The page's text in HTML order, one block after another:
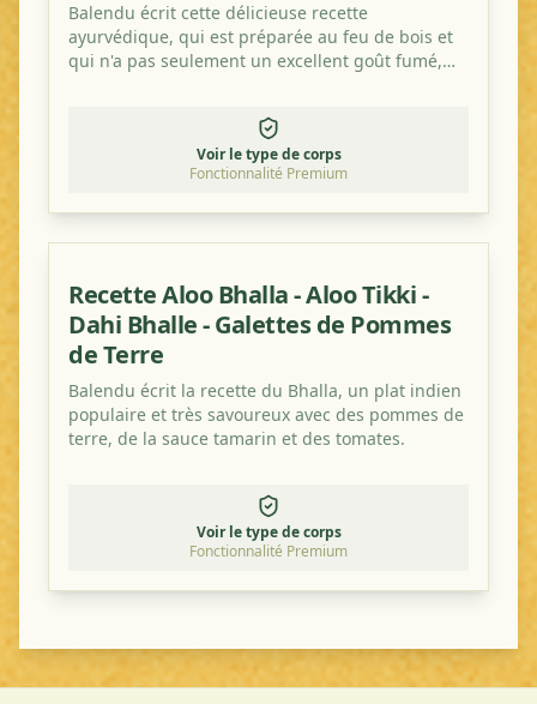
Balendu écrit cette délicieuse recette
ayurvédique, qui est préparée au feu de bois et
qui n'a pas seulement un excellent goût fumé,
Voir le type de corps
Fonctionnalité Premium
Recette Aloo Bhalla - Aloo Tikki -
Dahi Bhalle - Galettes de Pommes
de Terre
Balendu écrit la recette du Bhalla, un plat indien
populaire et très savoureux avec des pommes de
terre, de la sauce tamarin et des tomates.
Voir le type de corps
Fonctionnalité Premium